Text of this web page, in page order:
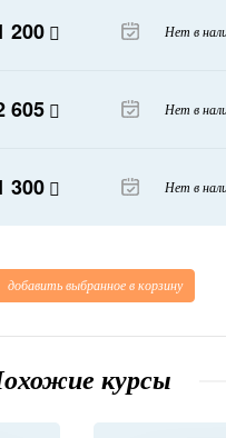
200 Нет в
605 Нет в
300 Нет в
добавить выбранное в корзину
курсы